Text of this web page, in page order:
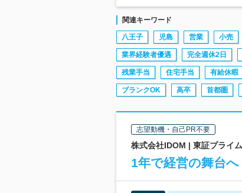
関連キーワード
八王子 児島 営業 小売
業界経験者優遇 完全週休2日
残業手当 住宅手当 有給休暇
ブランクOK 高卒 首都圏
志望動機・自己PR不要
株式会社IDOM | 東証プライ
1年で経営の舞台